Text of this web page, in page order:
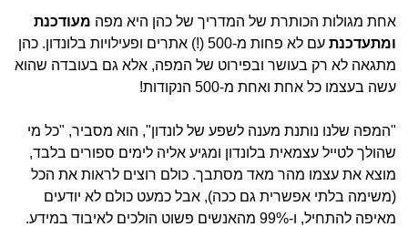
אחת מגולות הכותרת של המדריך של כהן היא מפה מעודכנת
ומתעדכנת
עם לא פחות מ-500 (!) אתרים ופעילויות בלונדון. כהן
מתגאה לא רק בעושר ובפירוט של המפה, אלא גם בעובדה שהוא
עשה בעצמו כל אחת ואחת מ-500 הנקודות!
"המפה שלנו נותנת מענה לשפע של לונדון", הוא מסביר, "כל מי
שהולך לטייל עצמאית בלונדון ומגיע אליה לימים ספורים בלבד,
מוצא את עצמו מהר מאד מסתבך. כולם רוצים לראות את הכל
(משימה בלתי אפשרית גם ככה), אבל כמעט כולם לא יודעים
מאיפה להתחיל, ו-99% מהאנשים פשוט הולכים לאיבוד במידע.